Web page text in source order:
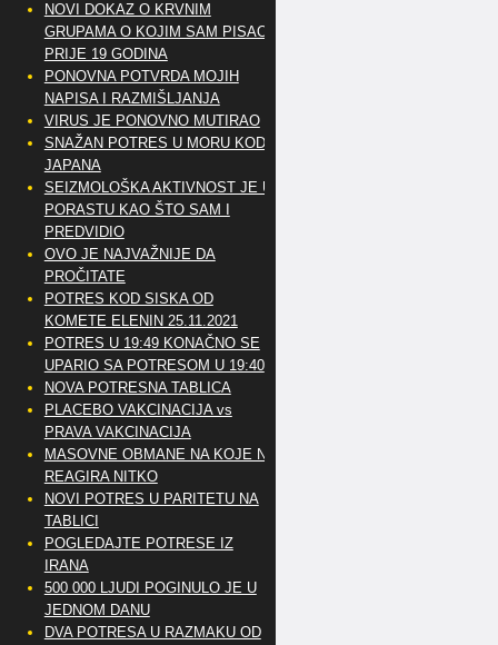
NOVI DOKAZ O KRVNIM
GRUPAMA O KOJIM SAM PISAO
PRIJE 19 GODINA
PONOVNA POTVRDA MOJIH
NAPISA I RAZMIŠLJANJA
VIRUS JE PONOVNO MUTIRAO
SNAŽAN POTRES U MORU KOD
JAPANA
SEIZMOLOŠKA AKTIVNOST JE U
PORASTU KAO ŠTO SAM I
PREDVIDIO
OVO JE NAJVAŽNIJE DA
PROČITATE
POTRES KOD SISKA OD
KOMETE ELENIN 25.11.2021
POTRES U 19:49 KONAČNO SE
UPARIO SA POTRESOM U 19:40
NOVA POTRESNA TABLICA
PLACEBO VAKCINACIJA vs
PRAVA VAKCINACIJA
MASOVNE OBMANE NA KOJE NE
REAGIRA NITKO
NOVI POTRES U PARITETU NA
TABLICI
POGLEDAJTE POTRESE IZ
IRANA
500 000 LJUDI POGINULO JE U
JEDNOM DANU
DVA POTRESA U RAZMAKU OD